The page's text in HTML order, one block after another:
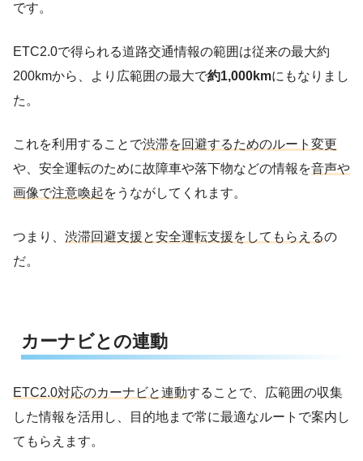
です。
ETC2.0で得られる道路交通情報の範囲は従来の最大約
200kmから、より広範囲の最大で約1,000kmにもなりまし
た。
これを利用することで渋滞を回避するためのルート変更
や、安全運転のために故障車や落下物などの情報を音声や
画像で注意喚起をうながしてくれます。
つまり、 渋滞回避支援と安全運転支援をしてもらえるの
だ。
カーナビとの連動
ETC2.0対応のカーナビと連動することで、広範囲の収集
した情報を活用し、目的地まで常に最適なルートで案内し
てもらえます。